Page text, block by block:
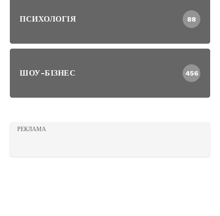
ПСИХОЛОГІЯ 88
ШОУ-БІЗНЕС 456
РЕКЛАМА